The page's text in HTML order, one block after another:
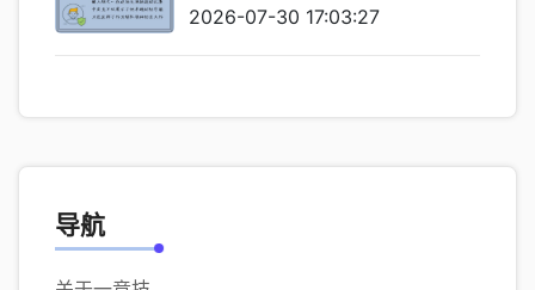
2026-07-30 17:03:27
导航